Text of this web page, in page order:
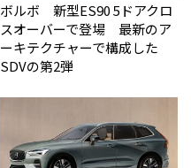
ボルボ 新型ES90 5ドアクロ
スオーバーで登場 最新のア
ーキテクチャーで構成した
SDVの第2弾